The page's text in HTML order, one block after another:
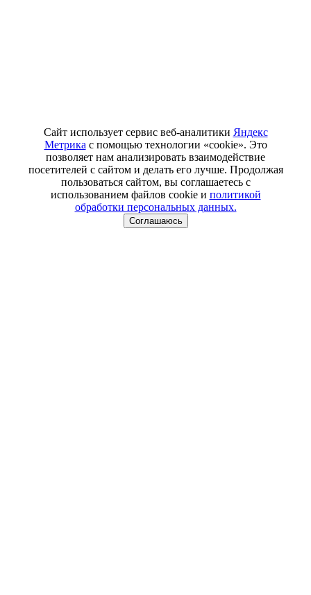
Сайт использует сервис веб-аналитики Яндекс
Метрика с помощью технологии «cookie». Это
позволяет нам анализировать взаимодействие
посетителей с сайтом и делать его лучше. Продолжая
пользоваться сайтом, вы соглашаетесь с
использованием файлов cookie и политикой
обработки персональных данных.
Соглашаюсь